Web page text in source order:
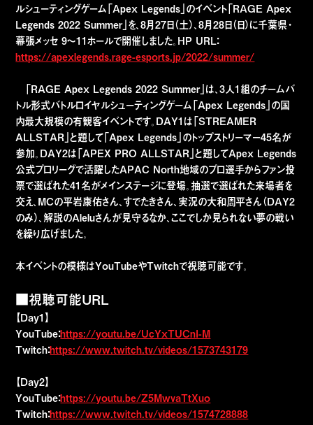
ルシューティングゲーム「Apex Legends」のイベント「RAGE Apex
Legends 2022 Summer」を、8月27日（土）、8月28日（日）に千葉県・
幕張メッセ 9～11ホールで開催しました。HP URL：
https://apexlegends.rage-esports.jp/2022/summer/
「RAGE Apex Legends 2022 Summer」は、3人1組のチームバ
トル形式バトルロイヤルシューティングゲーム「Apex Legends」の国
内最大規模の有観客イベントです。DAY1は「STREAMER
ALLSTAR」と題して「Apex Legends」のトップストリーマー45名が
参加。DAY2は「APEX PRO ALLSTAR」と題してApex Legends
公式プロリーグで活躍したAPAC North地域のプロ選手からファン投
票で選ばれた41名がメインステージに登場。抽選で選ばれた来場者を
交え、MCの平岩康佑さん、すでたきさん、実況の大和周平さん（DAY2
のみ）、解説のAleluさんが見守るなか、ここでしか見られない夢の戦い
を繰り広げました。
本イベントの模様はYouTubeやTwitchで視聴可能です。
■視聴可能URL
【Day1】
YouTube：https://youtu.be/UcYxTUCnI-M
Twitch：https://www.twitch.tv/videos/1573743179
【Day2】
YouTube：https://youtu.be/Z5MwvaTtXuo
Twitch：https://www.twitch.tv/videos/1574728888